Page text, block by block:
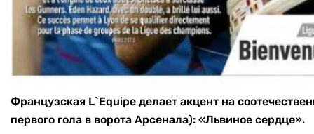
Французская L`Equipe делает акцент на
первого гола в ворота Арсенала): «Львиное сердце».